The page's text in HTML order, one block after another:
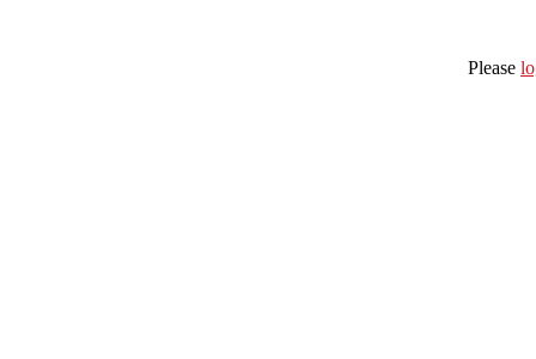
Please